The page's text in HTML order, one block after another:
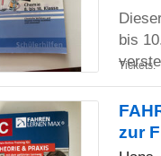
bis
Tickets:
zur